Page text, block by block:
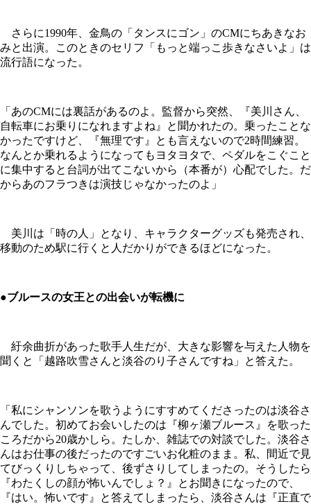
さらに1990年、金鳥の「タンスにゴン」のCMにちあきなお
みと出演。このときのセリフ「もっと端っこ歩きなさいよ」は
流行語になった。
「あのCMには裏話があるのよ。監督から突然、『美川さん、
自転車にお乗りになれますよね』と聞かれたの。乗ったことな
かったですけど、『無理です』とも言えないので2時間練習。
なんとか乗れるようになってもヨタヨタで、ペダルをこぐこと
に集中すると台詞が出てこないから（本番が）心配でした。だ
からあのフラつきは演技じゃなかったのよ」
美川は「時の人」となり、キャラクターグッズも発売され、
移動のため駅に行くと人だかりができるほどになった。
●ブルースの女王との出会いが転機に
紆余曲折があった歌手人生だが、大きな影響を与えた人物を
聞くと「越路吹雪さんと淡谷のり子さんですね」と答えた。
「私にシャンソンを歌うようにすすめてくださったのは淡谷さ
んでした。初めてお会いしたのは『柳ヶ瀬ブルース』を歌った
ころだから20歳かしら。たしか、雑誌での対談でした。淡谷さ
んはお仕事の後だったのですごいお化粧のまま。私、間近で見
てびっくりしちゃって、後ずさりしてしまったの。そうしたら
『わたくしの顔が怖いんでしょ？』とお聞きになったので、
『はい。怖いです』と答えてしまったら、淡谷さんは『正直で